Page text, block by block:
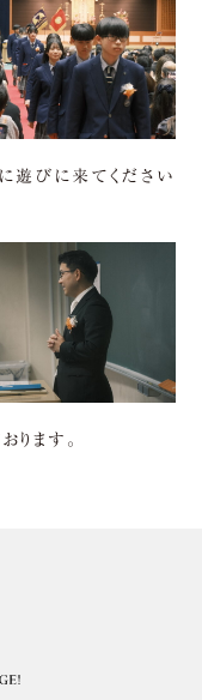
遊びに来てください
ります。